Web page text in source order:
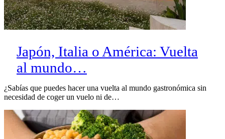
Japón, Italia o América: Vuelta
al mundo…
¿Sabías que puedes hacer una vuelta al mundo gastronómica sin
necesidad de coger un vuelo ni de…